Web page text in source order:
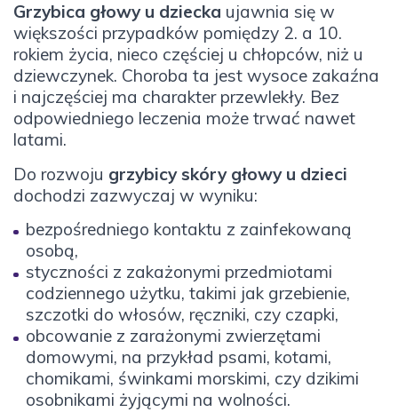
Grzybica głowy u dziecka ujawnia się w
większości przypadków pomiędzy 2. a 10.
rokiem życia, nieco częściej u chłopców, niż u
dziewczynek. Choroba ta jest wysoce zakaźna
i najczęściej ma charakter przewlekły. Bez
odpowiedniego leczenia może trwać nawet
latami.
Do rozwoju grzybicy skóry głowy u dzieci
dochodzi zazwyczaj w wyniku:
bezpośredniego kontaktu z zainfekowaną
osobą,
styczności z zakażonymi przedmiotami
codziennego użytku, takimi jak grzebienie,
szczotki do włosów, ręczniki, czy czapki,
obcowanie z zarażonymi zwierzętami
domowymi, na przykład psami, kotami,
chomikami, świnkami morskimi, czy dzikimi
osobnikami żyjącymi na wolności.